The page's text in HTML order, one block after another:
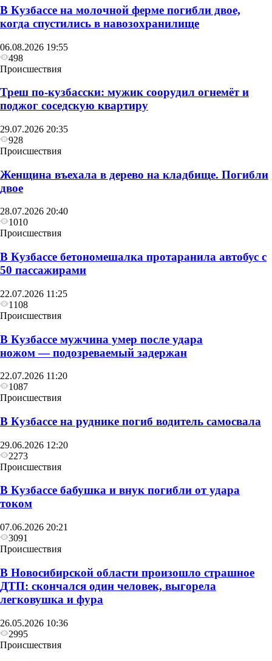
В Кузбассе на молочной ферме погибли двое,
когда спустились в навозохранилище
06.08.2026 19:55
498
Происшествия
Треш по-кузбасски: мужик соорудил огнемёт и
поджог соседскую квартиру
29.07.2026 20:35
928
Происшествия
Женщина въехала в дерево на кладбище. Погибли
двое
28.07.2026 20:40
1010
Происшествия
В Кузбассе бетономешалка протаранила автобус с
50 пассажирами
22.07.2026 11:25
1108
Происшествия
В Кузбассе мужчина умер после удара
ножом — подозреваемый задержан
22.07.2026 11:20
1087
Происшествия
В Кузбассе на руднике погиб водитель самосвала
29.06.2026 12:20
2273
Происшествия
В Кузбассе бабушка и внук погибли от удара
током
07.06.2026 20:21
3091
Происшествия
В Новосибирской области произошло страшное
ДТП: скончался один человек, выгорела
легковушка и фура
26.05.2026 10:36
2995
Происшествия